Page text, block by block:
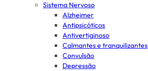
Sistema Nervoso
Alzheimer
Antipsicóticos
Antivertiginoso
Calmantes e tranquilizantes
Convulsão
Depressão